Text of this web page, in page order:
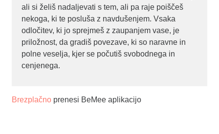
ali si želiš nadaljevati s tem, ali pa raje poiščeš
nekoga, ki te posluša z navdušenjem. Vsaka
odločitev, ki jo sprejmeš z zaupanjem vase, je
priložnost, da gradiš povezave, ki so naravne in
polne veselja, kjer se počutiš svobodnega in
cenjenega.
Brezplačno prenesi BeMee aplikacijo